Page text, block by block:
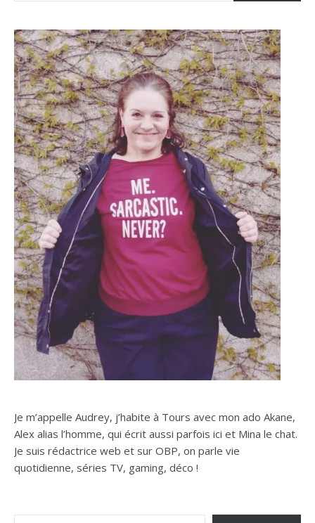
Je m’appelle Audrey, j’habite à Tours avec mon ado Akane,
Alex alias l’homme, qui écrit aussi parfois ici et Mina le chat.
Je suis rédactrice web et sur OBP, on parle vie
quotidienne, séries TV, gaming, déco !